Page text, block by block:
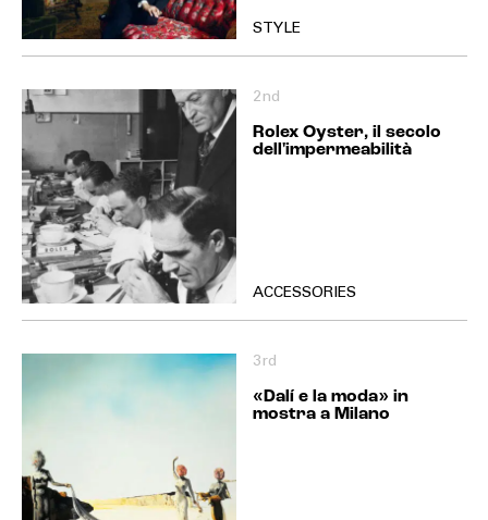
STYLE
2nd
Rolex Oyster, il secolo
dell'impermeabilità
ACCESSORIES
3rd
«Dalí e la moda» in
mostra a Milano